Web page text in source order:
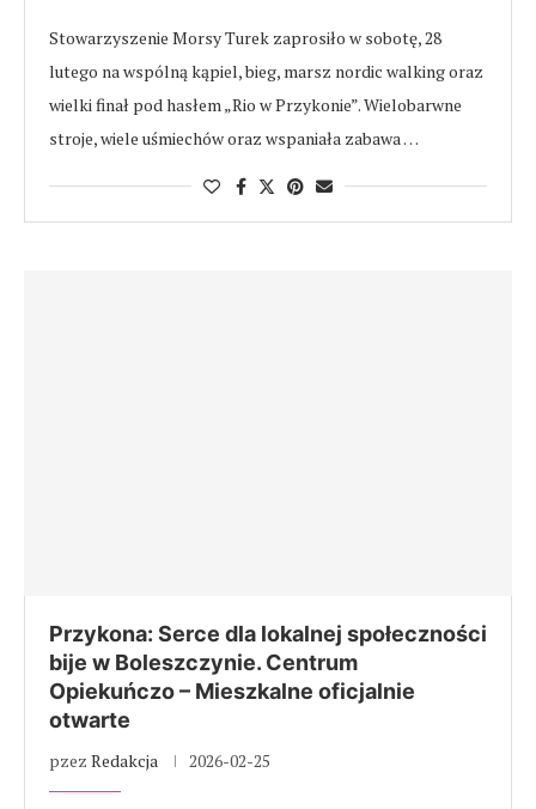
Stowarzyszenie Morsy Turek zaprosiło w sobotę, 28
lutego na wspólną kąpiel, bieg, marsz nordic walking oraz
wielki finał pod hasłem „Rio w Przykonie”. Wielobarwne
stroje, wiele uśmiechów oraz wspaniała zabawa …
Przykona: Serce dla lokalnej społeczności
bije w Boleszczynie. Centrum
Opiekuńczo – Mieszkalne oficjalnie
otwarte
pzez Redakcja 2026-02-25